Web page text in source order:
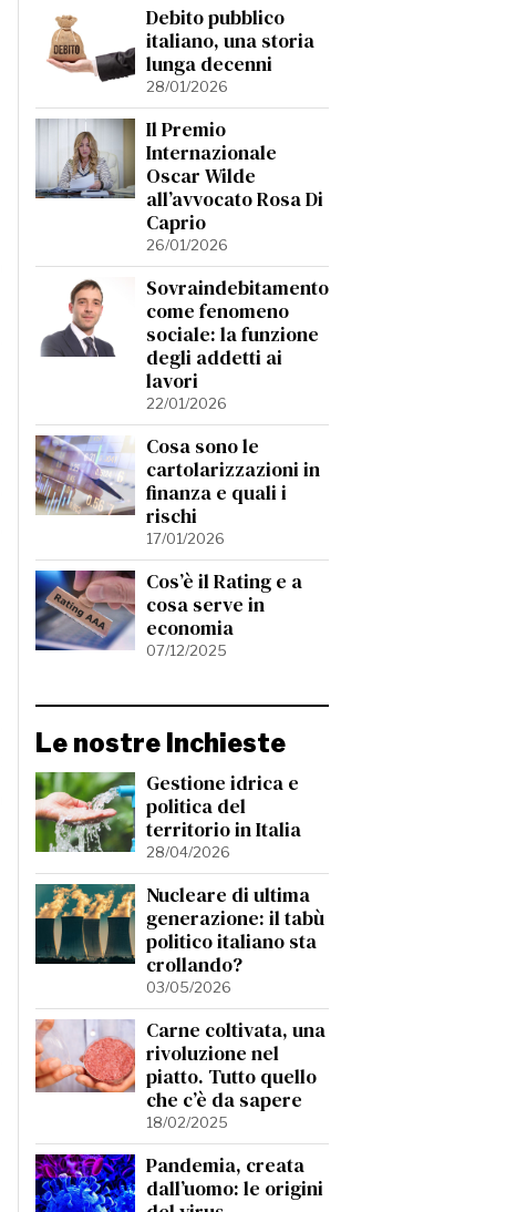
Debito pubblico
italiano, una storia
lunga decenni
28/01/2026
Il Premio
Internazionale
Oscar Wilde
all’avvocato Rosa Di
Caprio
26/01/2026
Sovraindebitamento
come fenomeno
sociale: la funzione
degli addetti ai
lavori
22/01/2026
Cosa sono le
cartolarizzazioni in
finanza e quali i
rischi
17/01/2026
Cos’è il Rating e a
cosa serve in
economia
07/12/2025
Le nostre Inchieste
Gestione idrica e
politica del
territorio in Italia
28/04/2026
Nucleare di ultima
generazione: il tabù
politico italiano sta
crollando?
03/05/2026
Carne coltivata, una
rivoluzione nel
piatto. Tutto quello
che c’è da sapere
18/02/2025
Pandemia, creata
dall’uomo: le origini